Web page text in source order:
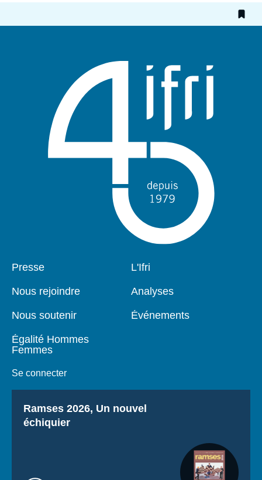
Pied
Presse
Nous rejoindre
Nous soutenir
Égalité Hommes
Femmes
Se connecter
Navigation
L'Ifri
Analyses
Événements
Titre
Ramses 2026, Un nouvel
échiquier